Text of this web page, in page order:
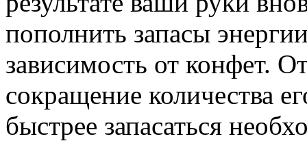
пополнить запасы
зависимость от конфет.
сокращение количества
быстрее запасаться